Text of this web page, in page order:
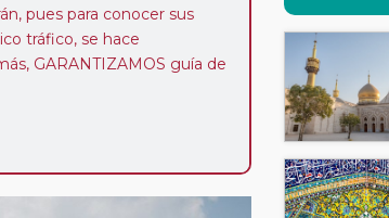
pues para conocer sus
tráfico, se hace
GARANTIZAMOS guía de